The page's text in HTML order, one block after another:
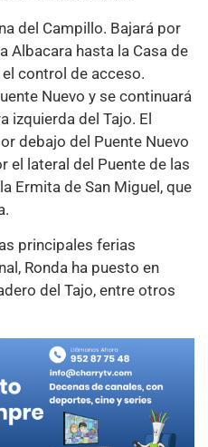
del Campillo. Bajará por
Albacara hasta la Casa de
control de acceso.
Nuevo y se continuará
izquierda del Tajo. El
debajo del Puente Nuevo
el lateral del Puente de las
Ermita de San Miguel, que
principales ferias
Ronda ha puesto en
del Tajo, entre otros